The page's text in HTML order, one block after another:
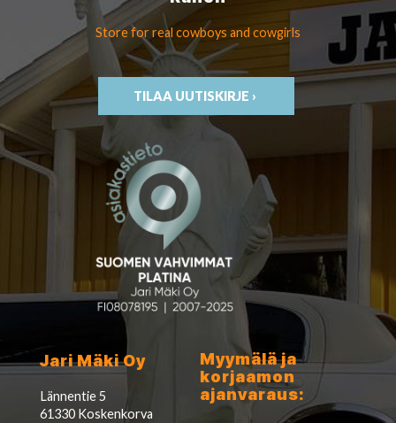
Store for real cowboys and cowgirls
TILAA UUTISKIRJE ›
Jari Mäki Oy
Lännentie 5
61330 Koskenkorva
Myymälä ja
korjaamon
ajanvaraus: